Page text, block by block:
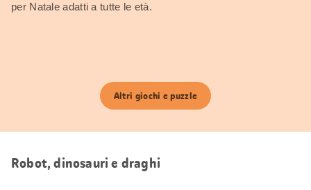
per Natale adatti a tutte le età.
Altri giochi e puzzle
Robot, dinosauri e draghi